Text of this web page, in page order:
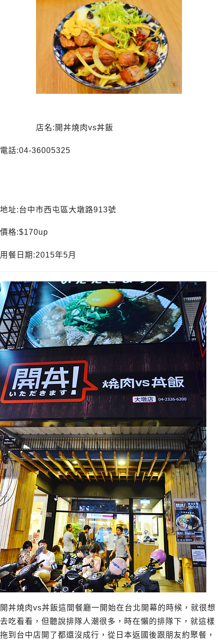
店名:開丼燒肉vs丼飯
電話:04-36005325
地址:台中市西屯區大墩路913號
價格:$170up
用餐日期:2015年5月
開丼燒肉vs丼飯這間餐廳一開始在台北開幕的時候，就很想
去吃看看，但聽說排隊人潮很多，時在懶的排隊下，就這樣
拖到台中店開了都還沒成行，從日本返國後跟朋友約聚餐，